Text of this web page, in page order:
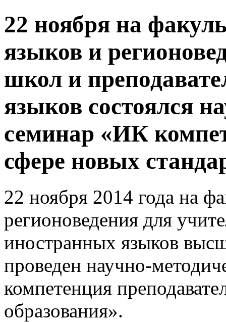
22 ноября на
языков и
школ и
языков состоялся
семинар «ИК
сфере новых
22 ноября 2014 года на
регионоведения для
иностранных языков
проведен научно-
компетенция
образования».